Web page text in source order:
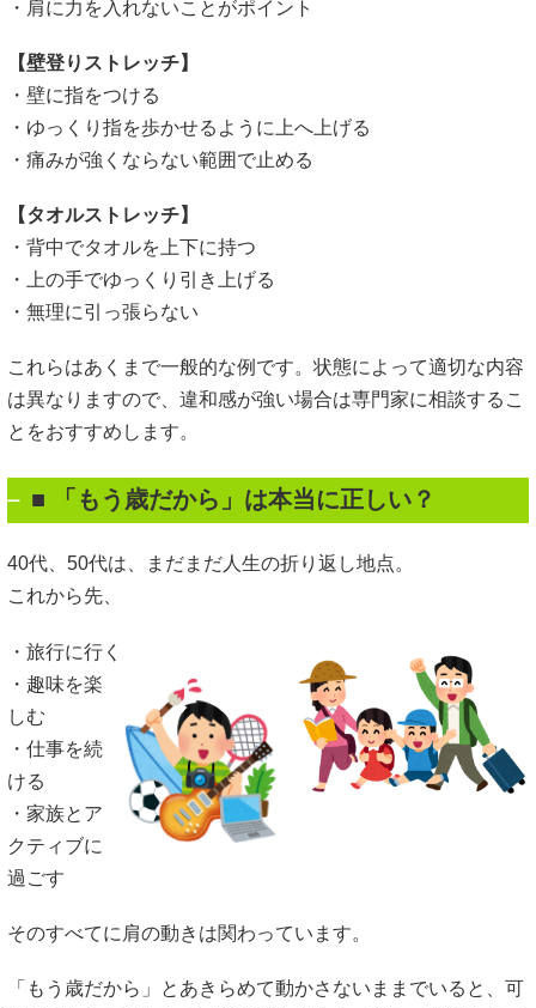
・肩に力を入れないことがポイント
【壁登りストレッチ】
・壁に指をつける
・ゆっくり指を歩かせるように上へ上げる
・痛みが強くならない範囲で止める
【タオルストレッチ】
・背中でタオルを上下に持つ
・上の手でゆっくり引き上げる
・無理に引っ張らない
これらはあくまで一般的な例です。状態によって適切な内容
は異なりますので、違和感が強い場合は専門家に相談するこ
とをおすすめします。
■ 「もう歳だから」は本当に正しい？
40代、50代は、まだまだ人生の折り返し地点。
これから先、
・旅行に行く
・趣味を楽
しむ
・仕事を続
ける
・家族とア
クティブに
過ごす
そのすべてに肩の動きは関わっています。
「もう歳だから」とあきらめて動かさないままでいると、可